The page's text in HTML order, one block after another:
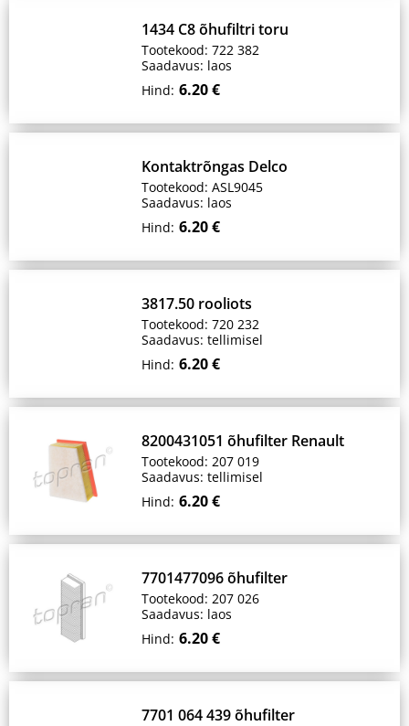
1434 C8 õhufiltri toru
Tootekood: 722 382
Saadavus: laos
Hind: 6.20 €
Kontaktrõngas Delco
Tootekood: ASL9045
Saadavus: laos
Hind: 6.20 €
3817.50 rooliots
Tootekood: 720 232
Saadavus: tellimisel
Hind: 6.20 €
8200431051 õhufilter Renault
Tootekood: 207 019
Saadavus: tellimisel
Hind: 6.20 €
7701477096 õhufilter
Tootekood: 207 026
Saadavus: laos
Hind: 6.20 €
7701 064 439 õhufilter